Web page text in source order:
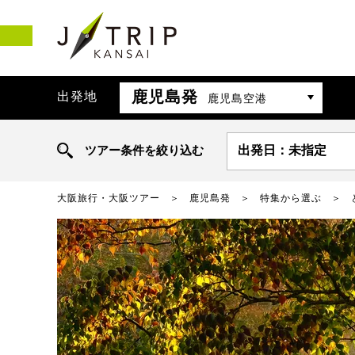
出発地 鹿児島発 鹿児島空港
ツアー条件を絞り込む 出発日：未指定
大阪旅行・大阪ツアー 鹿児島発 特集から選ぶ